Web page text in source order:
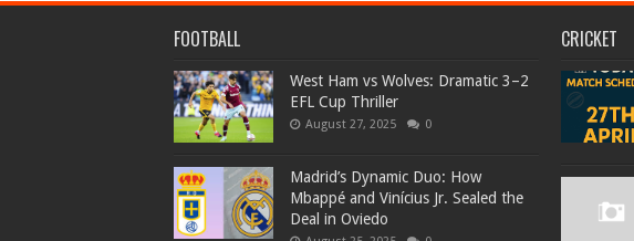
FOOTBALL
West Ham vs Wolves: Dramatic 3–2
EFL Cup Thriller
August 27, 2025 0
Madrid’s Dynamic Duo: How
Mbappé and Vinícius Jr. Sealed the
Deal in Oviedo
CRICKET